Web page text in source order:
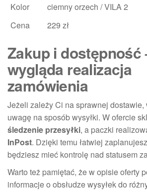
Kolor
ciemny orzech / VILA 2
Cena
229 zł
Zakup i dostępność
wygląda realizacja
zamówienia
Jeżeli zależy Ci na sprawnej dostawie,
uwagę na sposób wysyłki. W ofercie
śledzenie przesyłki, a paczki
InPost. Dzięki temu łatwiej
będziesz mieć kontrolę nad statusem
Warto też pamiętać, że w opisie oferty
informacje o obsłudze wysyłek do